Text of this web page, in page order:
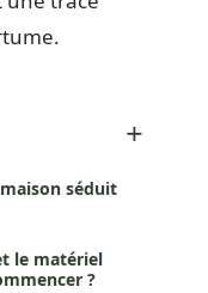
séduit
le matériel
?